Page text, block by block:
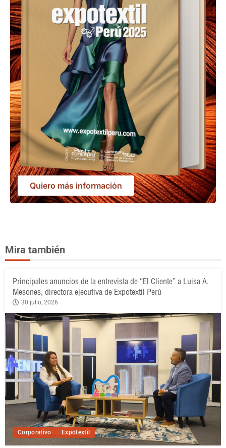
Quiero más información
Mira también
Corporativo Expotextil
Principales anuncios de la entrevista de “El Cliente” a Luisa A.
Mesones, directora ejecutiva de Expotextil Perú
30 julio, 2026